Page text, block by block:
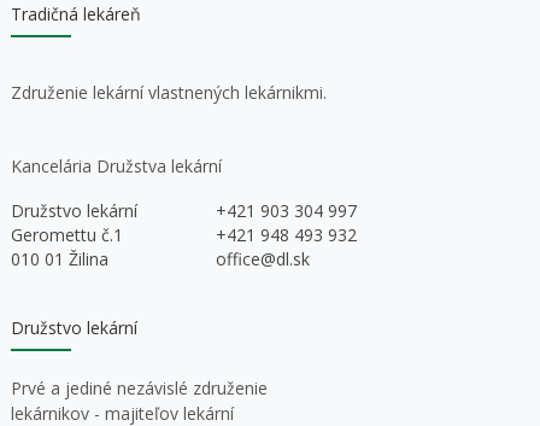
Tradičná lekáreň
Združenie lekární vlastnených lekárnikmi.
Kancelária Družstva lekární
Družstvo lekární
+421 903 304 997
Geromettu č.1
+421 948 493 932
010 01 Žilina
office@dl.sk
Družstvo lekární
Prvé a jediné nezávislé združenie
lekárnikov - majiteľov lekární